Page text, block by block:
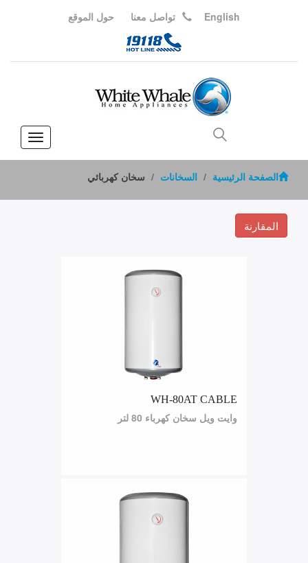
English تواصل معنا حول الموقع
Toggle
الصفحة الرئيسية
السخانات سخان كهربائي
المقارنة
WH-80AT CABLE
وايت ويل سخان كهرباء 80 لتر